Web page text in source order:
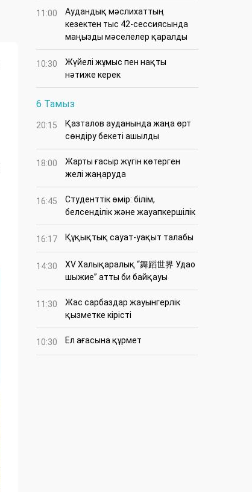
11:00
Аудандық мәслихаттың
кезектен тыс 42-сессиясында
маңызды мәселелер қаралды
10:30
Жүйелі жұмыс пен нақты
нәтиже керек
6 Тамыз
20:15
Қазталов ауданында жаңа өрт
сөндіру бекеті ашылды
18:00
Жарты ғасыр жүгін көтерген
желі жаңаруда
16:45
Студенттік өмір: білім,
белсенділік және жауапкершілік
16:17 Құқықтық сауат-уақыт талабы
14:30
XV Халықаралық “舞蹈世界 Удао
шыжие” атты би байқауы
11:30
Жас сарбаздар жауынгерлік
қызметке кірісті
10:30 Ел ағасына құрмет